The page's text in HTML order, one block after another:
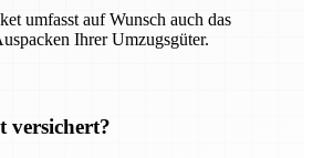
umfasst auf Wunsch auch das
Ihrer Umzugsgüter.
versichert?